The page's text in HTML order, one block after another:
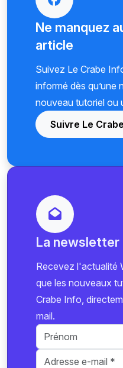
Ne manquez
article
Suivez Le Crabe
informé dès qu’une
nouveau tutoriel ou
Suivre Le
La newsletter
Recevez l'actualité
que les nouveaux
Crabe Info,
mail.